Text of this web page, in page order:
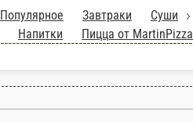
Популярное Завтраки Суши
Напитки Пицца от MartinPizza